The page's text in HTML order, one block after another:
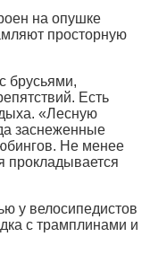
на опушке
просторную
брусьями,
Есть
«Лесную
заснеженные
Не менее
прокладывается
у велосипедистов
с трамплинами и